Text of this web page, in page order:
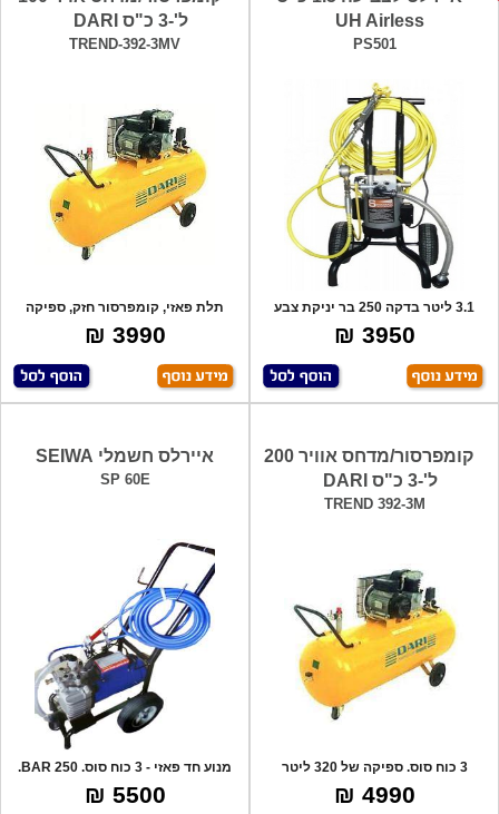
UH Airless
PS501
3.1 ליטר בדקה 250 בר יניקת צבע
דיאפרגמה
3950 ₪
ל'-3 כ"ס DARI
TREND-392-3MV
תלת פאזי, קומפרסור חזק, ספיקה
לדקה 320 ל
3990 ₪
קומפרסור/מדחס אוויר 200
ל'-3 כ"ס DARI
TREND 392-3M
3 כוח סוס. ספיקה של 320 ליטר
לדקה. תוצר
4990 ₪
איירלס חשמלי SEIWA
SP 60E
מנוע חד פאזי - 3 כוח סוס. 250 BAR.
מתאים
5500 ₪